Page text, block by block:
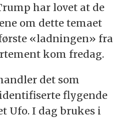
har lovet at de
om dette temaet
«ladningen» fra
kom fredag.
det som
flygende
Ufo. I dag brukes i